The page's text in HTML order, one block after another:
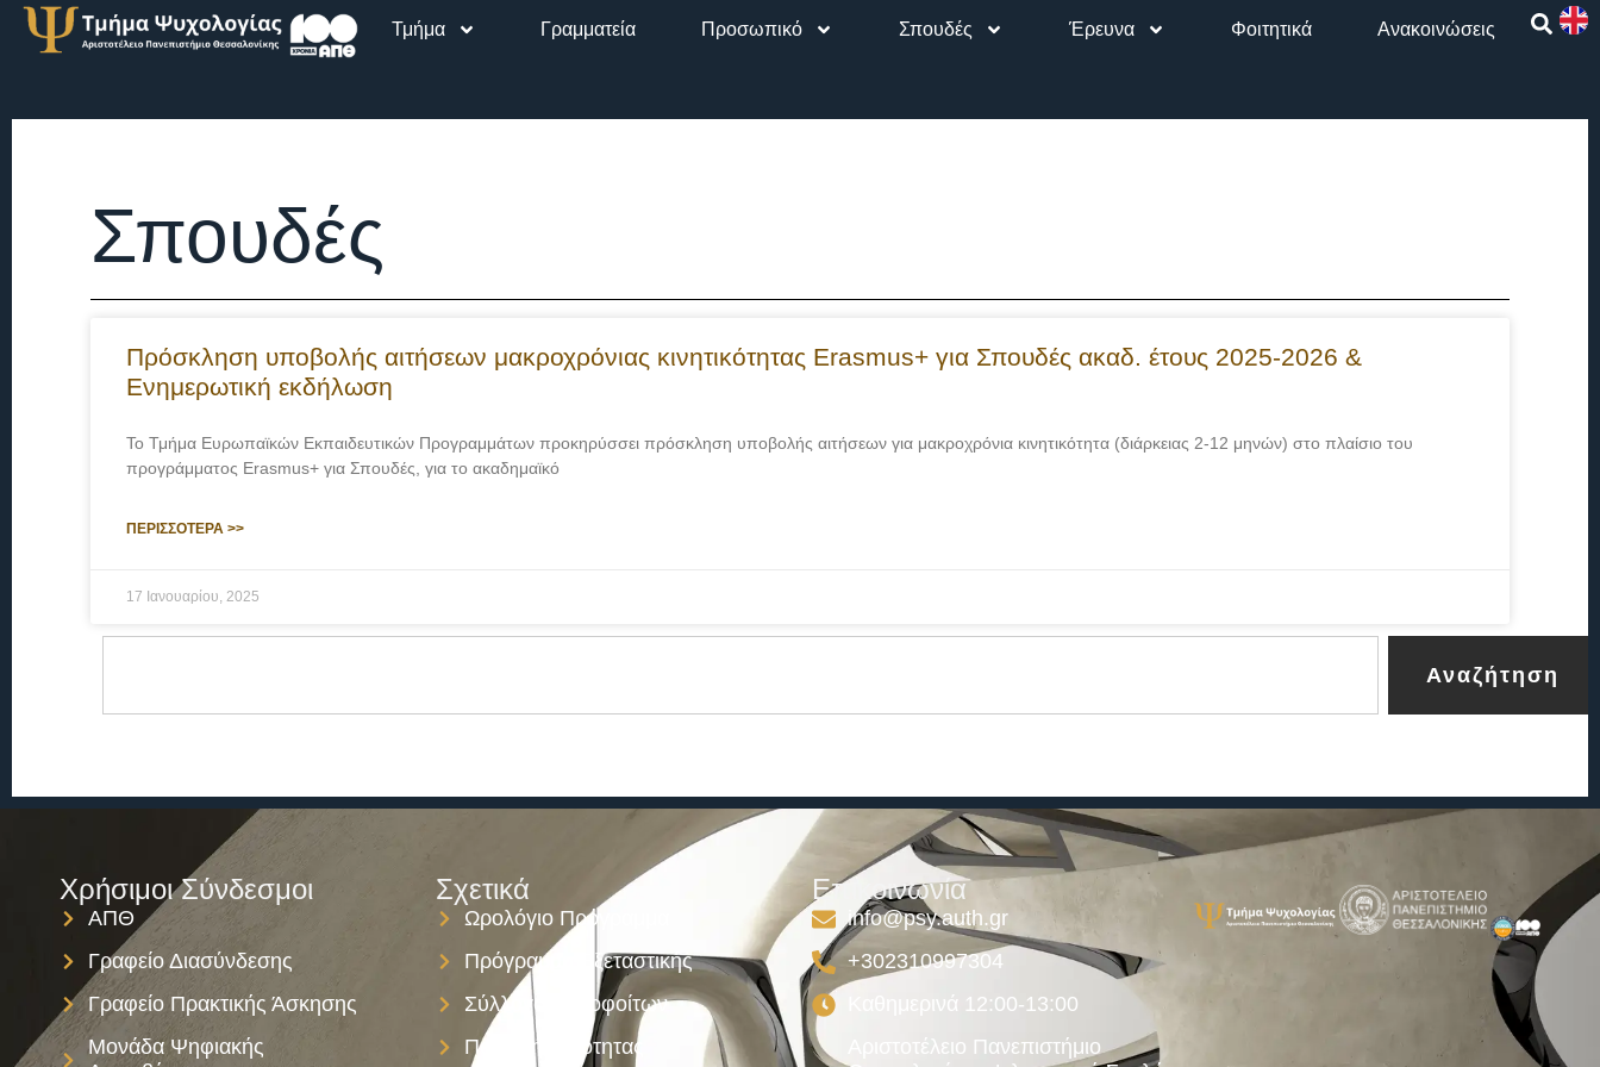
Τμήμα Γραμματεία Προσωπικό Σπουδές Έρευνα Φοιτητικά Aνακοινώσεις
Σπουδές
Πρόσκληση υποβολής αιτήσεων μακροχρόνιας κινητικότητας Erasmus+ για Σπουδές ακαδ. έτους 2025-2026 &
Ενημερωτική εκδήλωση
Το Τμήμα Ευρωπαϊκών Εκπαιδευτικών Προγραμμάτων προκηρύσσει πρόσκληση υποβολής αιτήσεων για μακροχρόνια κινητικότητα (διάρκειας 2-12 μηνών) στο πλαίσιο του
προγράμματος Erasmus+ για Σπουδές, για το ακαδημαϊκό
ΠΕΡΙΣΣΟΤΕΡΑ >>
17 Ιανουαρίου, 2025
Αναζήτηση
Χρήσιμοι Σύνδεσμοι
ΑΠΘ
Γραφείο Διασύνδεσης
Γραφείο Πρακτικής Άσκησης
Μονάδα Ψηφιακής
Σχετικά
Ωρολόγιο Πρόγραμμα
Πρόγραμμα Εξεταστικής
Σύλλογος Αποφοίτων
Πολιτική Ποιότητας
Επικοινωνία
info@psy.auth.gr
+302310997304
Καθημερινά 12:00-13:00
Αριστοτέλειο Πανεπιστήμιο